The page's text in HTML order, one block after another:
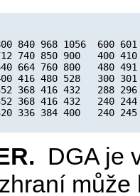
840 968 1056  600 601
740 850 900   400 410
664 760 800   480 491
416 480 528   300
368 416 432   288 296
368 416 432   240
336 384 400   240
DGA je